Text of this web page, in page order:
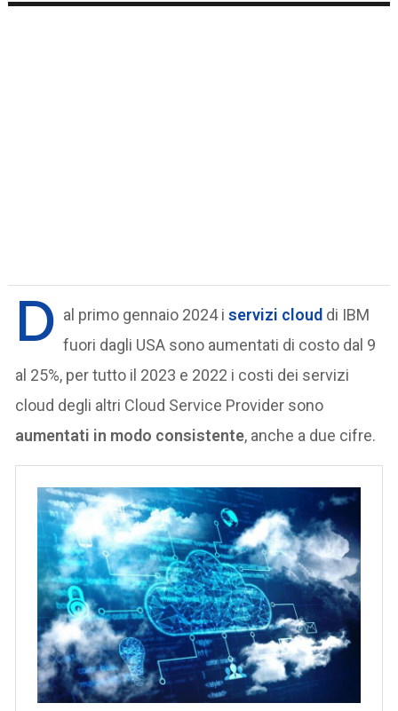
D al primo gennaio 2024 iservizi cloud di IBM
fuori dagli USA sono aumentati di costo dal 9
al 25%, per tutto il 2023 e 2022 i costi dei servizi
cloud degli altri Cloud Service Provider sono
aumentati in modo consistente, anche a due cifre.